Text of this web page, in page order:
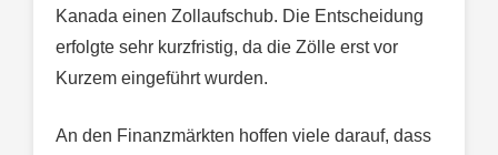
Kanada einen Zollaufschub. Die Entscheidung
erfolgte sehr kurzfristig, da die Zölle erst vor
Kurzem eingeführt wurden.
An den Finanzmärkten hoffen viele darauf, dass